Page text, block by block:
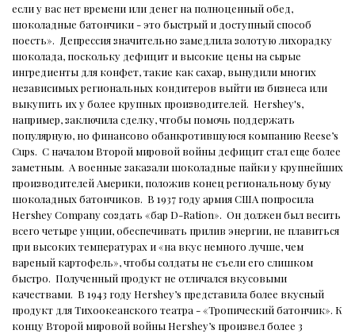
если у вас нет времени или денег на полноценный обед,
шоколадные батончики - это быстрый и доступный способ
поесть». Депрессия значительно замедлила золотую лихорадку
шоколада, поскольку дефицит и высокие цены на сырые
ингредиенты для конфет, такие как сахар, вынудили многих
независимых региональных кондитеров выйти из бизнеса или
выкупить их у более крупных производителей. Hershey's,
например, заключила сделку, чтобы помочь поддержать
популярную, но финансово обанкротившуюся компанию Reese’s
Cups. С началом Второй мировой войны дефицит стал еще более
заметным. А военные заказали шоколадные пайки у крупнейших
производителей Америки, положив конец региональному буму
шоколадных батончиков. В 1937 году армия США попросила
Hershey Company создать «бар D-Ration». Он должен был весить
всего четыре унции, обеспечивать прилив энергии, не плавиться
при высоких температурах и «на вкус немного лучше, чем
вареный картофель», чтобы солдаты не съели его слишком
быстро. Полученный продукт не отличался вкусовыми
качествами. В 1943 году Hershey’s представила более вкусный
продукт для Тихоокеанского театра - «Тропический батончик». К
концу Второй мировой войны Hershey’s произвел более 3